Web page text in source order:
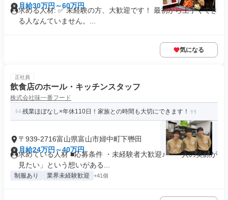
月給30万円～60万円
求める人材: ✅ 未経験の方、大歓迎です！ 最初から上手くでき
る人なんていません。...
気になる
正社員
飲食店のホール・キッチンスタッフ
株式会社味一番フード
残業ほぼなし×年休110日！家族との時間も大切にできます！
〒939-2716富山県富山市婦中町下轡田
月給24万円～40万円
求めている人材 ■応募条件 ・未経験者大歓迎♪ ・「人の笑顔が
見たい」という想いがある...
制服あり 業界未経験歓迎 +41個